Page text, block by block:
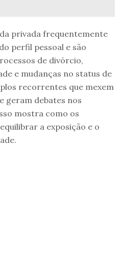
privada frequentemente
perfil pessoal e são
de divórcio,
e mudanças no status de
recorrentes que mexem
geram debates nos
mostra como os
a exposição e o